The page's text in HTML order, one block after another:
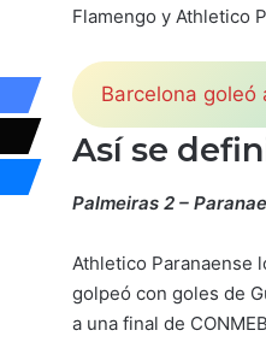
Flamengo y Athletico
Barcelona goleó
Así se
Palmeiras 2 –
Athletico Paranaense
golpeó con goles de
a una final de